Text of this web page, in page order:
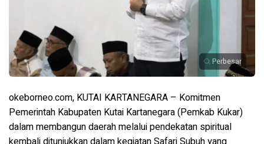
Perbesar
okeborneo.com, KUTAI KARTANEGARA – Komitmen
Pemerintah Kabupaten Kutai Kartanegara (Pemkab Kukar)
dalam membangun daerah melalui pendekatan spiritual